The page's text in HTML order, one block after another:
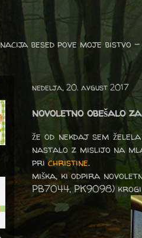
besed pove moje
nedelja, 20. avgust 2017
novoletno obešalo
že od nekdaj sem
nastalo z mislijo na
prichristine.
miška, ki odpira
PB7044, PK9098)